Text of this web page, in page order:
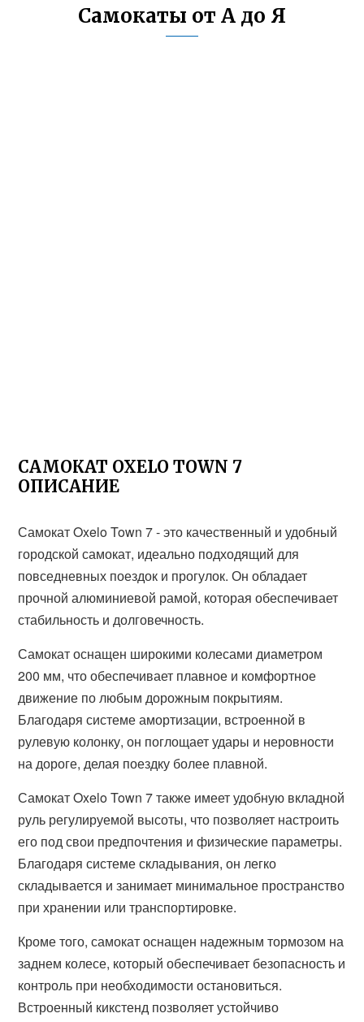
Самокаты от А до Я
САМОКАТ OXELO TOWN 7
ОПИСАНИЕ
Самокат Oxelo Town 7 - это качественный и удобный
городской самокат, идеально подходящий для
повседневных поездок и прогулок. Он обладает
прочной алюминиевой рамой, которая обеспечивает
стабильность и долговечность.
Самокат оснащен широкими колесами диаметром
200 мм, что обеспечивает плавное и комфортное
движение по любым дорожным покрытиям.
Благодаря системе амортизации, встроенной в
рулевую колонку, он поглощает удары и неровности
на дороге, делая поездку более плавной.
Самокат Oxelo Town 7 также имеет удобную вкладной
руль регулируемой высоты, что позволяет настроить
его под свои предпочтения и физические параметры.
Благодаря системе складывания, он легко
складывается и занимает минимальное пространство
при хранении или транспортировке.
Кроме того, самокат оснащен надежным тормозом на
заднем колесе, который обеспечивает безопасность и
контроль при необходимости остановиться.
Встроенный кикстенд позволяет устойчиво